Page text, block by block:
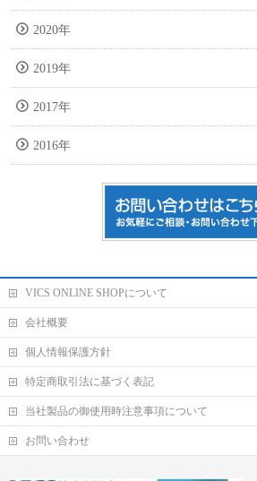
2020年
2019年
2017年
2016年
VICS ONLINE SHOPについて
会社概要
個人情報保護方針
特定商取引法に基づく表記
当社製品の御使用時注意事項について
お問い合わせ